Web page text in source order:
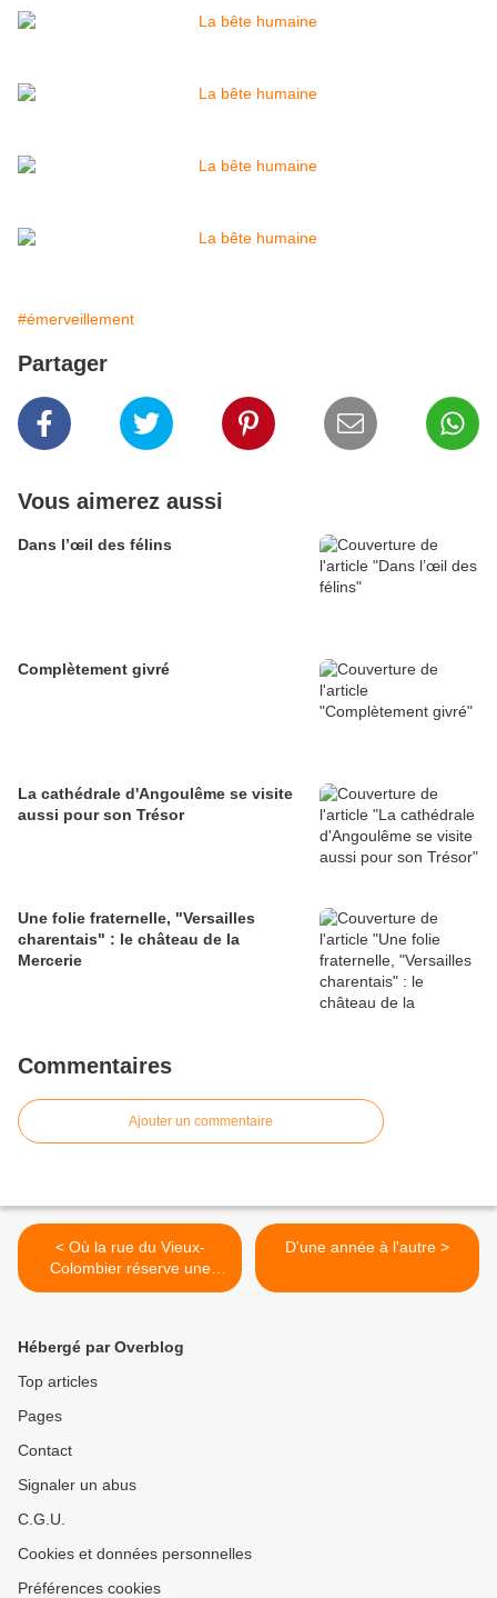
#émerveillement
Partager
Vous aimerez aussi
Dans l’œil des félins
Complètement givré
La cathédrale d'Angoulême se visite
aussi pour son Trésor
Une folie fraternelle, "Versailles
charentais" : le château de la
Mercerie
Commentaires
Ajouter un commentaire
< Où la rue du Vieux-
Colombier réserve une
surprise à l’auteur
D'une année à l'autre >
Hébergé par Overblog
Top articles
Pages
Contact
Signaler un abus
C.G.U.
Cookies et données personnelles
Préférences cookies